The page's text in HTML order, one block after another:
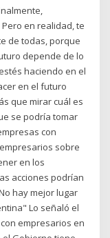
en realidad, te
de todas, porque
depende de lo
haciendo en el
en el futuro
que mirar cuál es
se podría tomar
con
sobre
en los
acciones podrían
hay mejor lugar
Lo señaló el
empresarios en